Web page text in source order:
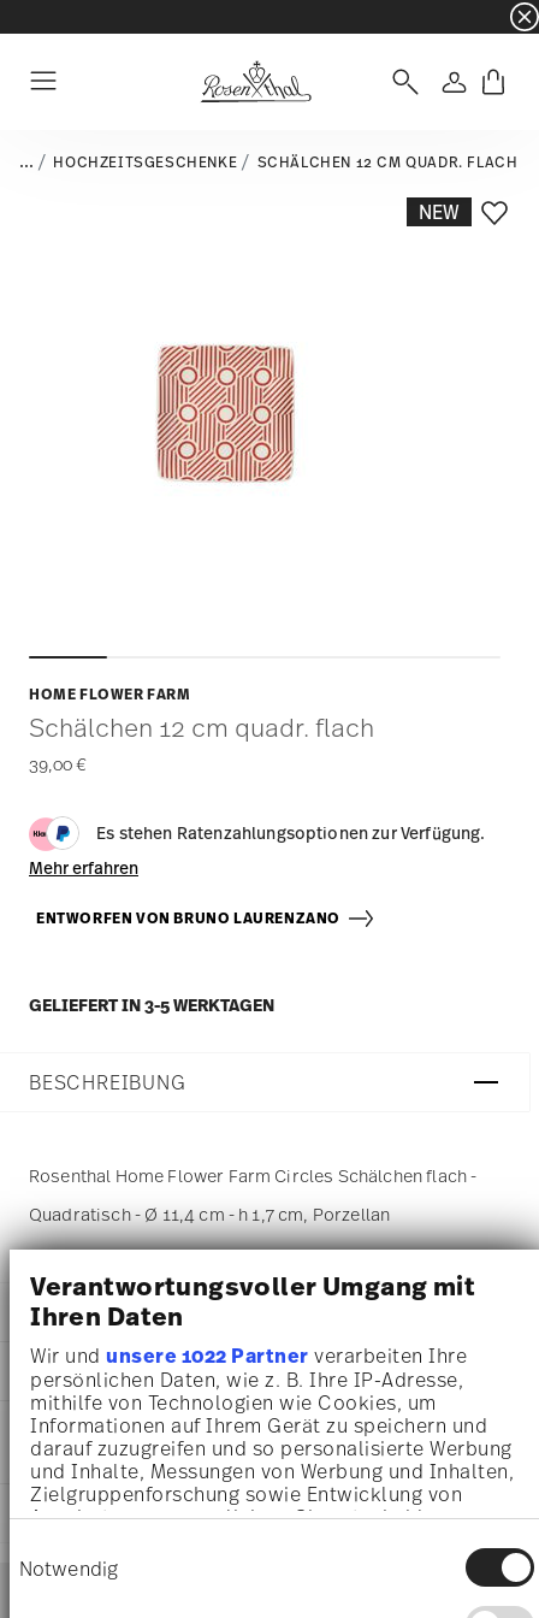
Verantwortungsvoller Umgang mit
Ihren Daten
Wir undunsere 1022 Partner verarbeiten Ihre
persönlichen Daten, wie z. B. Ihre IP-Adresse,
mithilfe von Technologien wie Cookies, um
Informationen auf Ihrem Gerät zu speichern und
darauf zuzugreifen und so personalisierte Werbung
und Inhalte, Messungen von Werbung und Inhalten,
Zielgruppenforschung sowie Entwicklung von
Angeboten zu ermöglichen. Sie entscheiden
Sie können Ihre Einwilligung jederzeit über die
Cookie-Erklärung oder durch Klicken auf das
Privacy Trigger Symbol ändern oder widerrufen
Notwendig
☀️ Summer SALE – noch mehr sparen:
... HOCHZEITSGESCHENKE SCHÄLCHEN 12 CM QUADR. FLACH
NEW
HOME FLOWER FARM
Schälchen 12 cm quadr. flach
39,00 €
Es stehen Ratenzahlungsoptionen zur Verfügung.
Mehr erfahren
ENTWORFEN VON BRUNO LAURENZANO
GELIEFERT IN 3-5 WERKTAGEN
Add
BESCHREIBUNG
Rosenthal Home Flower Farm Circles Schälchen flach -
Quadratisch - Ø 11,4 cm - h 1,7 cm, Porzellan
DETAILS
Rosenthal
Home
Flower Farm
Porzellan
Flower Farm
11940-426389-15253
4012438593517
MAßE
11,40 cm
11,40 cm
11,40 cm
1,70 cm
140 gr
PFLEGE- UND
SICHERHEITSINFORMATIONEN
LIEFERUNG UND RÜCKSENDUNG
Services